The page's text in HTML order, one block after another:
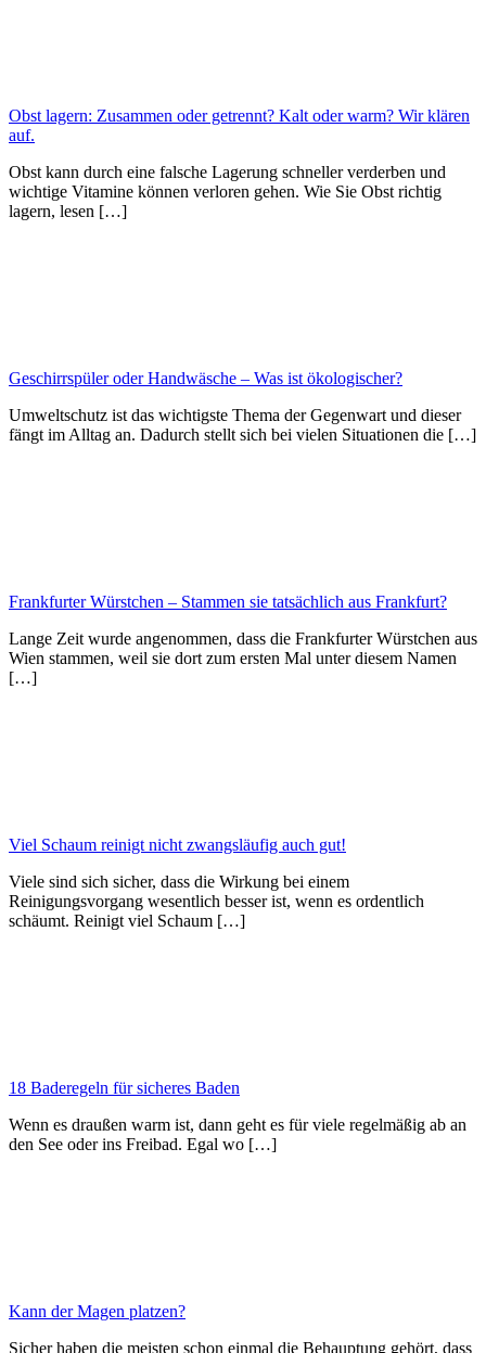
Obst lagern: Zusammen oder getrennt? Kalt oder warm? Wir klären
auf.
Obst kann durch eine falsche Lagerung schneller verderben und
wichtige Vitamine können verloren gehen. Wie Sie Obst richtig
lagern, lesen […]
Geschirrspüler oder Handwäsche – Was ist ökologischer?
Umweltschutz ist das wichtigste Thema der Gegenwart und dieser
fängt im Alltag an. Dadurch stellt sich bei vielen Situationen die […]
Frankfurter Würstchen – Stammen sie tatsächlich aus Frankfurt?
Lange Zeit wurde angenommen, dass die Frankfurter Würstchen aus
Wien stammen, weil sie dort zum ersten Mal unter diesem Namen
[…]
Viel Schaum reinigt nicht zwangsläufig auch gut!
Viele sind sich sicher, dass die Wirkung bei einem
Reinigungsvorgang wesentlich besser ist, wenn es ordentlich
schäumt. Reinigt viel Schaum […]
18 Baderegeln für sicheres Baden
Wenn es draußen warm ist, dann geht es für viele regelmäßig ab an
den See oder ins Freibad. Egal wo […]
Kann der Magen platzen?
Sicher haben die meisten schon einmal die Behauptung gehört, dass